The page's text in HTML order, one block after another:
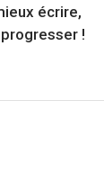
écrire,
!